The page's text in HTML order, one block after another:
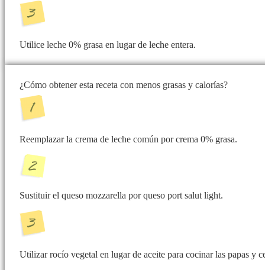
Utilice leche 0% grasa en lugar de leche entera.
¿Cómo obtener esta receta con menos grasas y calorías?
Reemplazar la crema de leche común por crema 0% grasa.
Sustituir el queso mozzarella por queso port salut light.
Utilizar rocío vegetal en lugar de aceite para cocinar las papas y